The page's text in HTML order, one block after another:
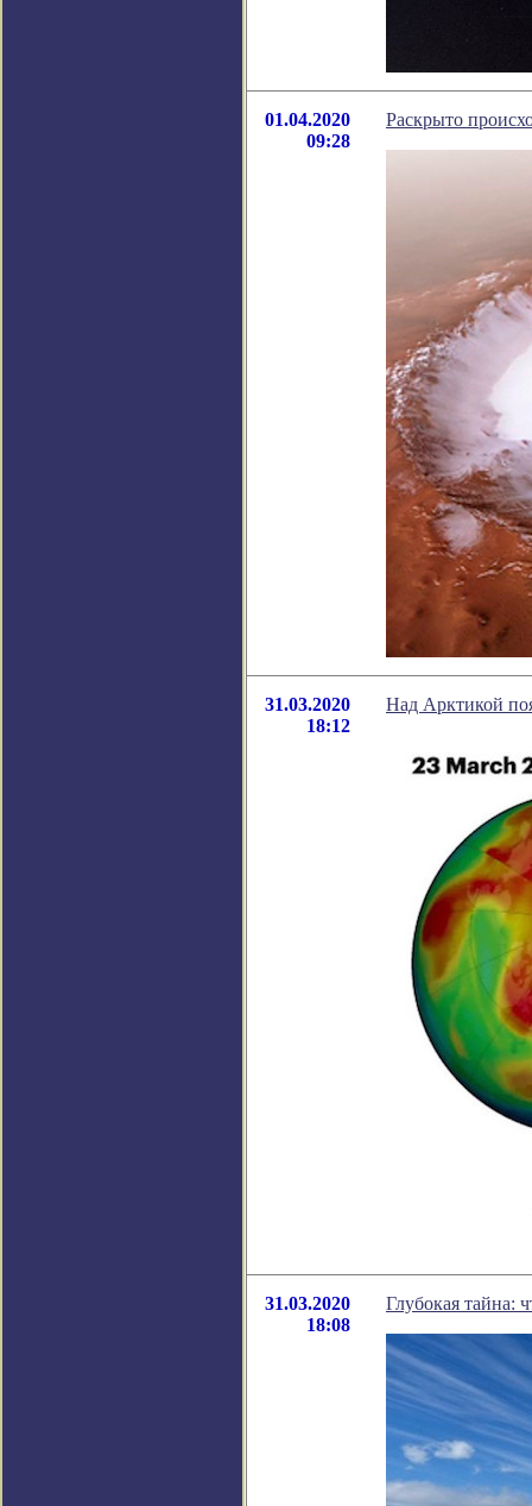
01.04.2020
09:28
Раскрыто
31.03.2020
18:12
Над Арктикой
31.03.2020
18:08
Глубокая тайна: